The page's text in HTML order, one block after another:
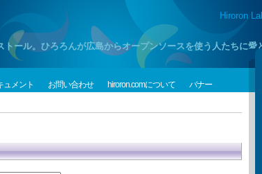
Hiroron
ール。ひろろんが広島からオープンソースを使う人たちに愛
ュメント お問い合わせ hiroron.comについて バナー